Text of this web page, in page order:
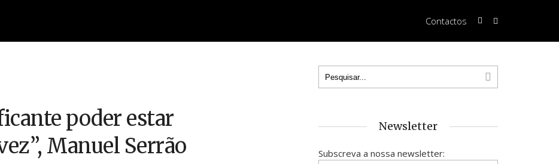
Contactos
poder estar
Manuel Serrão
Newsletter
Subscreva a nossa newsletter: